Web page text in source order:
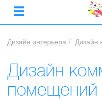
Дизайн интерьера Дизайн
Дизайн
помещений